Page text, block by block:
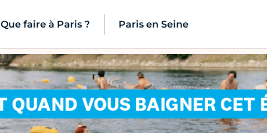
Que faire à Paris ? Paris en Seine